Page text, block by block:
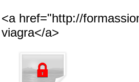
<a href="http://
viagra</a>